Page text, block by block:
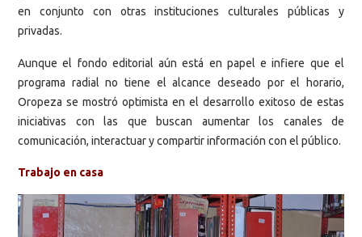
en conjunto con otras instituciones culturales públicas y
privadas.
Aunque el fondo editorial aún está en papel e infiere que el
programa radial no tiene el alcance deseado por el horario,
Oropeza se mostró optimista en el desarrollo exitoso de estas
iniciativas con las que buscan aumentar los canales de
comunicación, interactuar y compartir información con el público.
Trabajo en casa